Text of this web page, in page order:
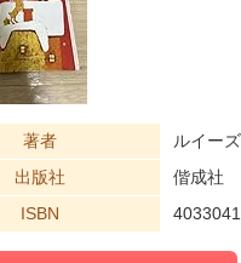
著者
ルイー
出版社
偕成社
ISBN